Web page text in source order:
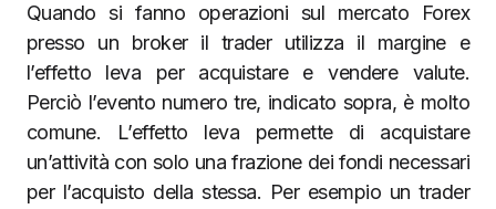
Quando si fanno operazioni sul mercato Forex
presso un broker il trader utilizza il margine e
l’effetto leva per acquistare e vendere valute.
Perciò l’evento numero tre, indicato sopra, è molto
comune. L’effetto leva permette di acquistare
un’attività con solo una frazione dei fondi necessari
per l’acquisto della stessa. Per esempio un trader